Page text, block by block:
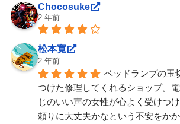
Chocosuke
2 年前
松本寛
2 年前
ベッドランプの玉
つけた修理してくれるショップ。
じのいい声の女性が心よく受けつ
頼りに大丈夫かなという不安をか